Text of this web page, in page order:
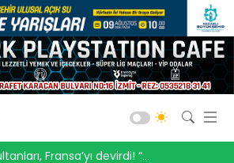
İsmail Emre Elek: Yüksek atmosferli maçlara alışığım
Kocaelispor
Gölcük